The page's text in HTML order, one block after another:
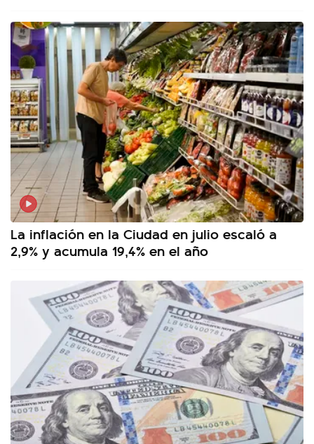
La inflación en la Ciudad en julio escaló a
2,9% y acumula 19,4% en el año